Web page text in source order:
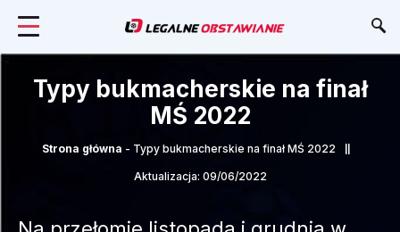
Typy bukmacherskie na finał
MŚ 2022
Strona główna - Typy bukmacherskie na finał MŚ 2022
Aktualizacja: 09/06/2022